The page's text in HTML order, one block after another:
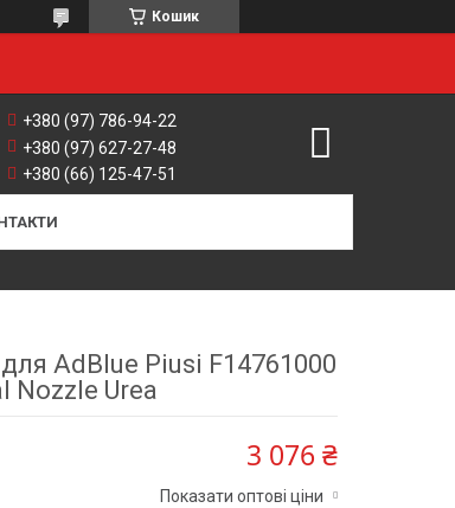
Кошик
+380 (97) 786-94-22
+380 (97) 627-27-48
+380 (66) 125-47-51
AdBlue Piusi F14761000
Nozzle Urea
3 076 ₴
Показати оптові ціни